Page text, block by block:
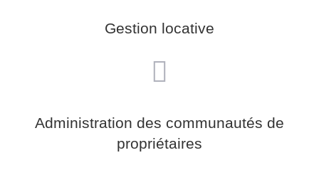
Gestion locative
Administration des communautés de
propriétaires